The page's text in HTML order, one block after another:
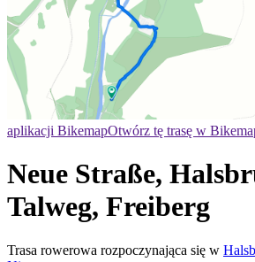
aplikacji BikemapOtwórz tę trasę w
Neue Straße,
Talweg, Freiberg
Trasa rowerowa rozpoczynająca się w